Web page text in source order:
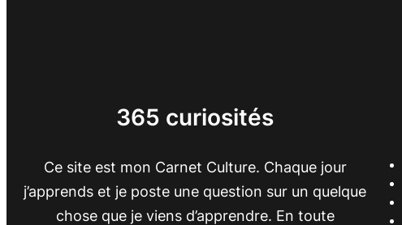
365 curiosités
Ce site est mon Carnet Culture. Chaque jour
j’apprends et je poste une question sur un quelque
chose que je viens d’apprendre. En toute